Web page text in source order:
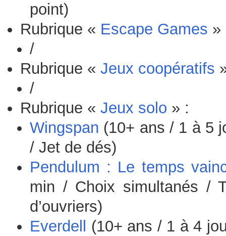
point)
Rubrique « Escape Games »
/
Rubrique « Jeux coopératifs
/
Rubrique « Jeux solo » :
Wingspan (10+ ans / 1 à 5
/ Jet de dés)
Pendulum : Le temps
min / Choix simultanés /
d’ouvriers)
Everdell
(10+ ans / 1 à 4